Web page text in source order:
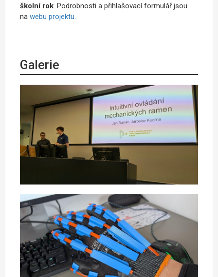
školní rok. Podrobnosti a přihlašovací formulář jsou
na webu projektu.
Galerie